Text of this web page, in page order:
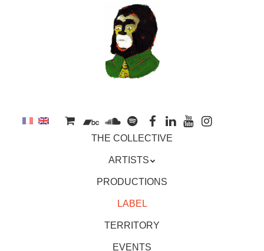
THE COLLECTIVE
ARTISTS
PRODUCTIONS
LABEL
TERRITORY
EVENTS